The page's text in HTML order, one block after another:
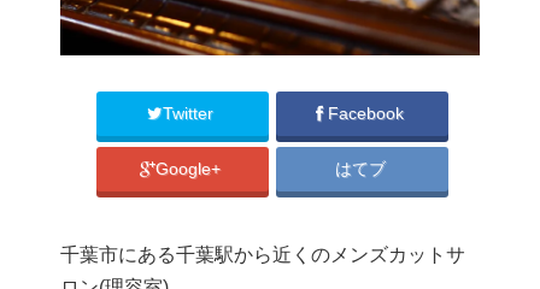
Twitter Facebook
Google+ はてブ
千葉市にある千葉駅から近くのメンズカットサ